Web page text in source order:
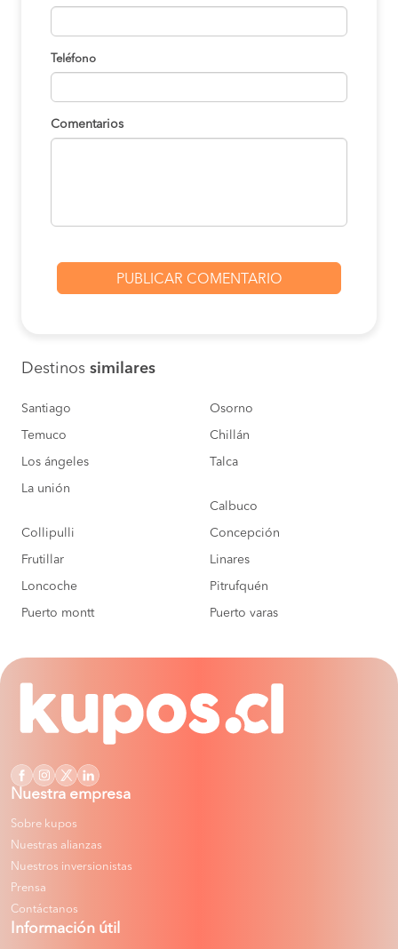
Teléfono
Comentarios
Destinos similares
Santiago Osorno
Temuco Chillán
Los ángeles Talca
La unión
Calbuco
Collipulli Concepción
Frutillar Linares
Loncoche Pitrufquén
Puerto montt Puerto varas
Nuestra empresa
Sobre kupos
Nuestras alianzas
Nuestros inversionistas
Prensa
Contáctanos
Información útil